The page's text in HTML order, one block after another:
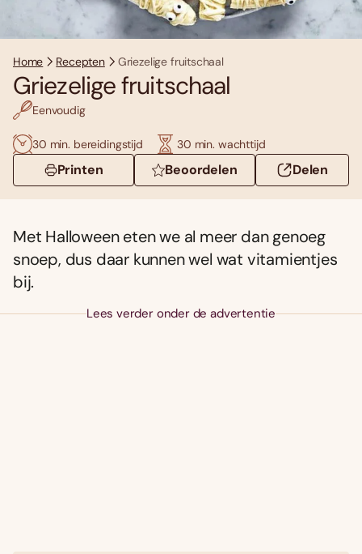
Home Recepten Griezelige fruitschaal
Griezelige fruitschaal
Eenvoudig
30 min. bereidingstijd 30 min. wachttijd
Printen Beoordelen Delen
Met Halloween eten we al meer dan genoeg
snoep, dus daar kunnen wel wat vitamientjes
bij.
Lees verder onder de advertentie